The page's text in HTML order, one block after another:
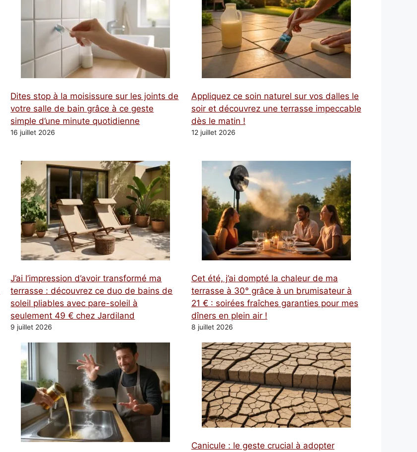
Dites stop à la moisissure sur les joints de
votre salle de bain grâce à ce geste
simple d’une minute quotidienne
16 juillet 2026
Appliquez ce soin naturel sur vos dalles le
soir et découvrez une terrasse impeccable
dès le matin !
12 juillet 2026
J’ai l’impression d’avoir transformé ma
terrasse : découvrez ce duo de bains de
soleil pliables avec pare-soleil à
seulement 49 € chez Jardiland
9 juillet 2026
Cet été, j’ai dompté la chaleur de ma
terrasse à 30° grâce à un brumisateur à
21 € : soirées fraîches garanties pour mes
dîners en plein air !
8 juillet 2026
Canicule : le geste crucial à adopter